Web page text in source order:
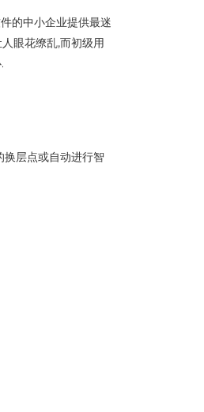
的中小企业提供最迷
眼花缭乱,而初级用
层点或自动进行智